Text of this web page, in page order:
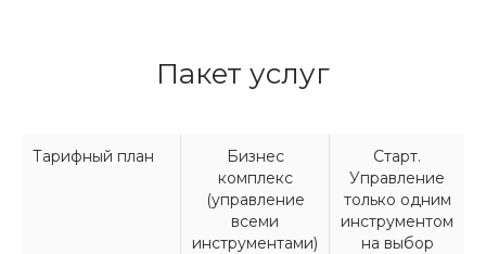
Пакет услуг
Тарифный план
Бизнес
комплекс
(управление
всеми
инструментами)
Старт.
Управление
только одним
инструментом
на выбор